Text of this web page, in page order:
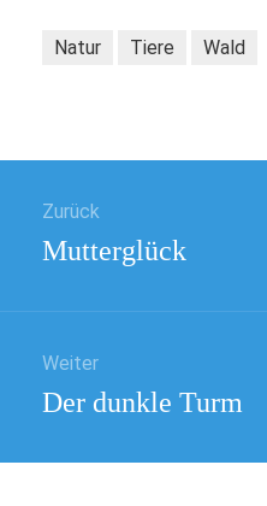
Natur Tiere Wald
Zurück
Vorheriger
Mutterglück
Weiter
Nächster
Der dunkle Turm